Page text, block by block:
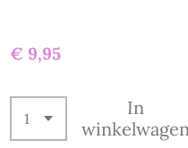
€ 9,95
In